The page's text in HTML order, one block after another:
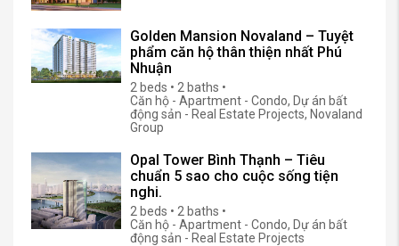
Golden Mansion Novaland – Tuyệt
phẩm căn hộ thân thiện nhất Phú
Nhuận
2 beds • 2 baths •
Căn hộ - Apartment - Condo, Dự án bất
động sản - Real Estate Projects, Novaland
Group
Opal Tower Bình Thạnh – Tiêu
chuẩn 5 sao cho cuộc sống tiện
nghi.
2 beds • 2 baths •
Căn hộ - Apartment - Condo, Dự án bất
động sản - Real Estate Projects